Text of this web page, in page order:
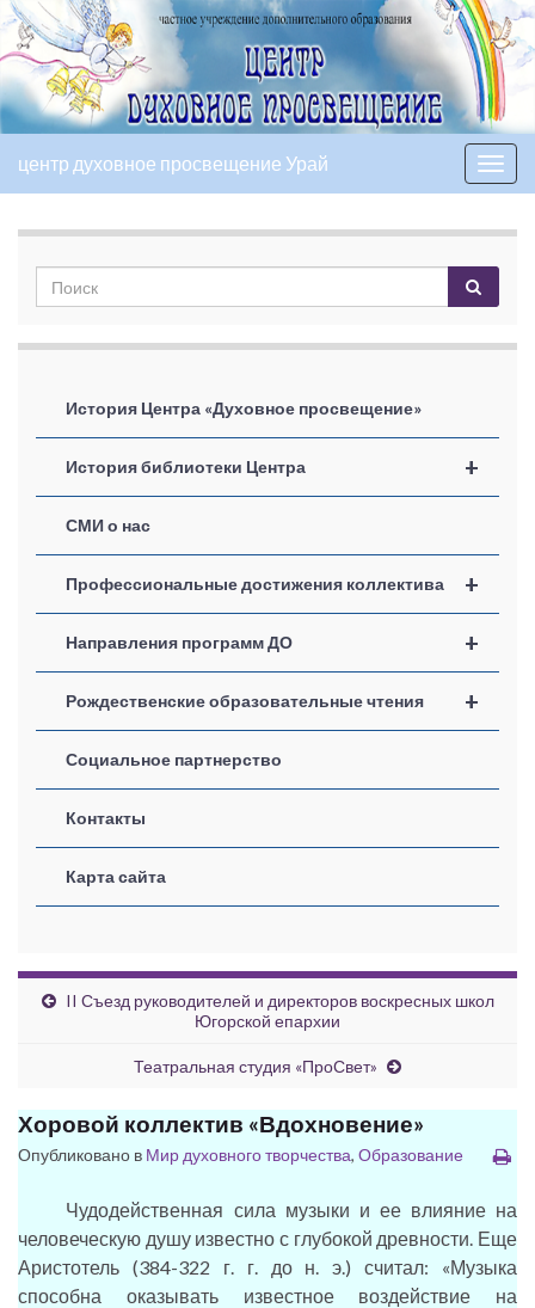
Вкл/
выкл
центр духовное просвещение Урай
История Центра «Духовное просвещение»
+
История библиотеки Центра
СМИ о нас
+
Профессиональные достижения коллектива
+
Направления программ ДО
+
Рождественские образовательные чтения
Социальное партнерство
Контакты
Карта сайта
II Съезд руководителей и директоров воскресных школ
Югорской епархии
Театральная студия «ПроСвет»
Хоровой коллектив «Вдохновение»
Опубликовано в Мир духовного творчества, Образование
Чудодейственная сила музыки и ее влияние на
человеческую душу известно с глубокой древности. Еще
Аристотель (384-322 г. г. до н. э.) считал: «Музыка
способна оказывать известное воздействие на